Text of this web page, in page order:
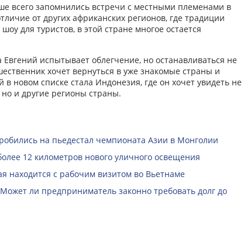
всего запомнились встречи с местными племенами в
от других африканских регионов, где традиции
для туристов, в этой стране многое остается
испытывает облегчение, но останавливаться не
хочет вернуться в уже знакомые страны и
в новом списке стала Индонезия, где он хочет увидеть не
и другие регионы страны.
на пьедестал чемпионата Азии в Монголии
12 километров нового уличного освещения
находится с рабочим визитом во Вьетнаме
ли предприниматель законно требовать долг до